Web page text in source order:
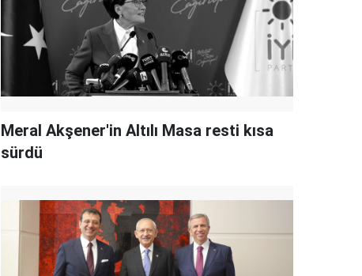
Meral Akşener'in Altılı Masa resti kısa
sürdü